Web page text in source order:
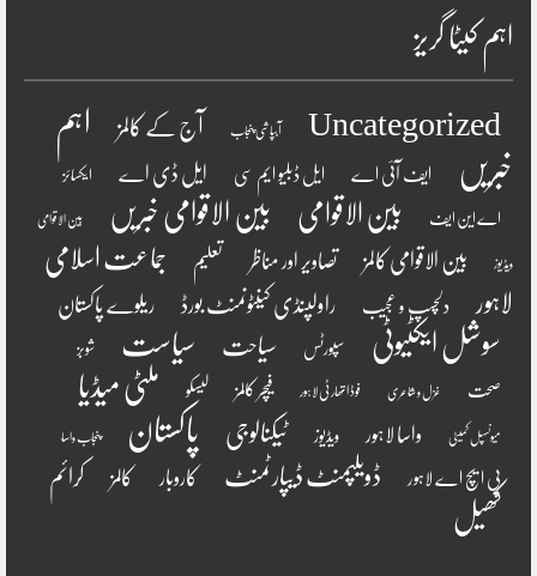
اہم کیٹا گریز
Uncategorized آبپاشی پنجاب آج کے کالمز
اہم
خبریں
ایف آئی اے ایل ڈبلیو ایم سی ایل ڈی اے ایکسائز
اے این ایف بین الاقوامی بین الاقوامی خبریں بین الاقوامی
ویڈیوز بین الاقوامی کالمز تصاویر اور مناظر تعلیم
جماعت اسلامی
لاہور
دلچسپ و عجیب راولپنڈی کینٹونمنٹ بورڈ ریلوے پاکستان
سوشل ایکٹیوٹی سپورٹس سیاحت سیاست شوبز
صحت غزل و شاعری فوڈ اتھارٹی لاہور فیچر کالمز لیسکو ملٹی میڈیا
میونسپل کمیٹی واسا لاہور ویڈیوز ٹیکنالوجی پاکستان پنجاب واسا
پی ایچ اے لاہور ڈویلپمنٹ ڈیپارٹمنٹ کاروبار کالمز کرائم
کھیل